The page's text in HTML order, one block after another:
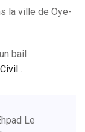
la ville de Oye-
bail
.
Le